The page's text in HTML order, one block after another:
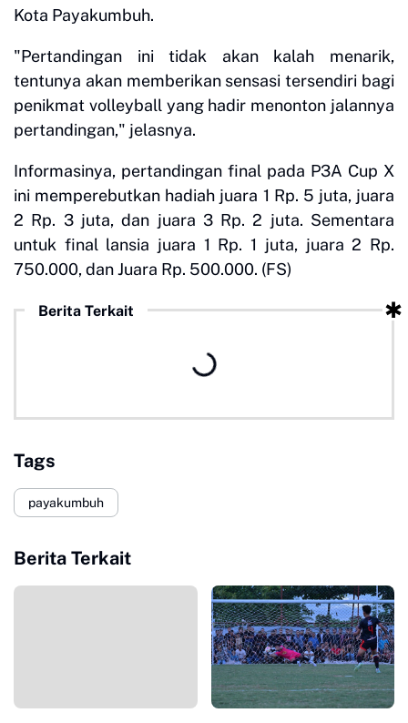
Kota Payakumbuh.
"Pertandingan ini tidak akan kalah menarik,
tentunya akan memberikan sensasi tersendiri bagi
penikmat volleyball yang hadir menonton jalannya
pertandingan," jelasnya.
Informasinya, pertandingan final pada P3A Cup X
ini memperebutkan hadiah juara 1 Rp. 5 juta, juara
2 Rp. 3 juta, dan juara 3 Rp. 2 juta. Sementara
untuk final lansia juara 1 Rp. 1 juta, juara 2 Rp.
750.000, dan Juara Rp. 500.000. (FS)
Berita Terkait
Tags
payakumbuh
Berita Terkait